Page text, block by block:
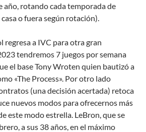
año, rotando cada temporada de
o fuera según rotación).
regresa a IVC para otra gran
tendremos 7 juegos por semana
el base Tony Wroten quien bautizó a
«The Process». Por otro lado
(una decisión acertada) retoca
nuevos modos para ofrecernos más
este modo estrella. LeBron, que se
a sus 38 años, en el máximo